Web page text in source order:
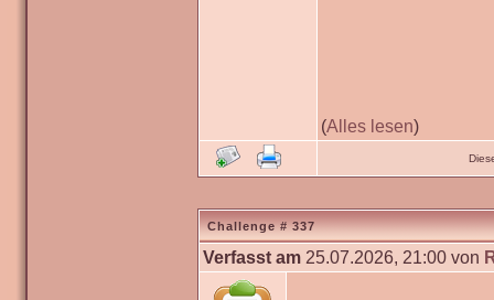
(Alles lesen)
Challenge # 337
Verfasst am 25.07.2026, 21:00 von